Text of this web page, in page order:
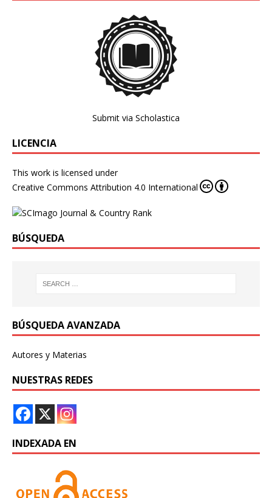
Submit via Scholastica
LICENCIA
This work is licensed under
Creative Commons Attribution 4.0 International
BÚSQUEDA
BÚSQUEDA AVANZADA
Autores y Materias
NUESTRAS REDES
INDEXADA EN